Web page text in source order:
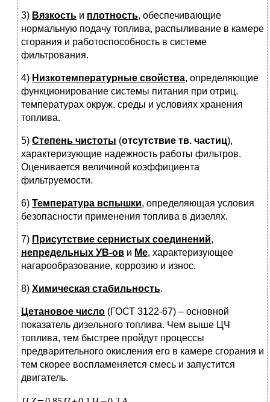
3) Вязкость и плотность, обеспечивающие
нормальную подачу топлива, распыливание в камере
сгорания и работоспособность в системе
фильтрования.
4) Низкотемпературные свойства, определяющие
функционирование системы питания при отриц.
температурах окруж. среды и условиях хранения
топлива.
5) Степень чистоты (отсутствие тв. частиц),
характеризующие надежность работы фильтров.
Оценивается величиной коэффициента
фильтруемости.
6) Температура вспышки, определяющая условия
безопасности применения топлива в дизелях.
7) Присутствие сернистых соединений,
непредельных УВ-ов и Ме, характеризующее
нагарообразование, коррозию и износ.
8) Химическая стабильность.
Цетановое число (ГОСТ 3122-67) – основной
показатель дизельного топлива. Чем выше ЦЧ
топлива, тем быстрее пройдут процессы
предварительного окисления его в камере сгорания и
тем скорее воспламеняется смесь и запустится
двигатель.